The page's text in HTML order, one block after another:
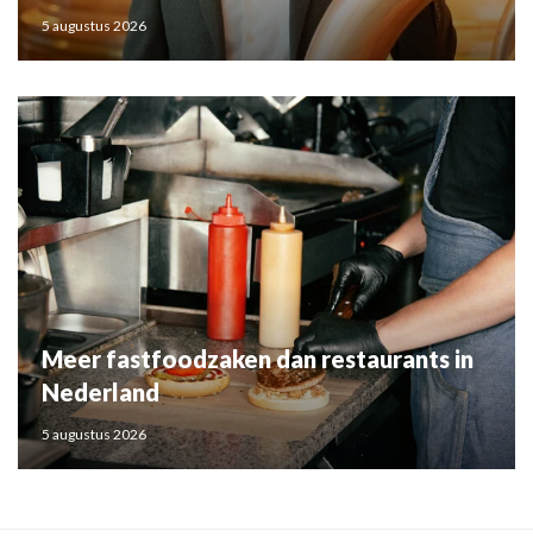
5 augustus 2026
Meer fastfoodzaken dan restaurants in
Nederland
5 augustus 2026